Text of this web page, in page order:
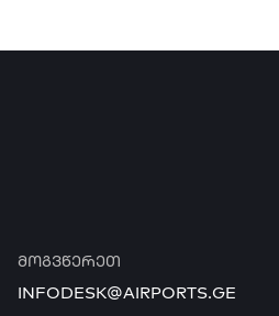
ᲛᲝᲒᲕᲬᲔᲠᲔᲗ
INFODESK@AIRPORTS.GE